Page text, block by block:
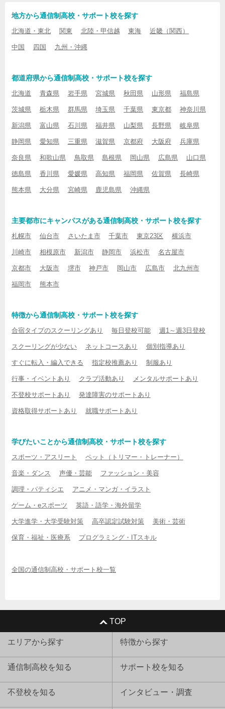
地方から通信制高校・サポート校を探す
北海道・東北 関東 北陸・甲信越 東海 近畿（関西）
中国 四国 九州・沖縄
都道府県から通信制高校・サポート校を探す
北海道 青森県 岩手県 宮城県 秋田県 山形県 福島県
茨城県 栃木県 群馬県 埼玉県 千葉県 東京都 神奈川県
新潟県 富山県 石川県 福井県 山梨県 長野県 岐阜県
静岡県 愛知県 三重県 滋賀県 京都府 大阪府 兵庫県
奈良県 和歌山県 鳥取県 島根県 岡山県 広島県 山口県
徳島県 香川県 愛媛県 高知県 福岡県 佐賀県 長崎県
熊本県 大分県 宮崎県 鹿児島県 沖縄県
主要都市にキャンパスがある通信制高校・サポート校を探す
札幌市 仙台市 さいたま市 千葉市 東京23区 横浜市
川崎市 相模原市 新潟市 静岡市 浜松市 名古屋市
京都市 大阪市 堺市 神戸市 岡山市 広島市 北九州市
福岡市 熊本市
特徴から通信制高校・サポート校を探す
合宿タイプのスクーリングあり 毎日登校可能 週1～週3日登校
スクーリングが少ない ネットコースあり 個別指導あり
すぐに転入・編入できる 指定校推薦あり 制服あり
行事・イベントあり クラブ活動あり メンタルサポートあり
不登校サポートあり 発達障害のサポートあり
資格取得サポートあり 就職サポートあり
学びたいことから通信制高校・サポート校を探す
スポーツ・アスリート ペット（トリマー・トレーナー）
音楽・ダンス 声優・芸能 ファッション・美容
調理・パティシエ アニメ・マンガ・イラスト
ゲーム・eスポーツ 英語・語学・海外留学
大学進学・大学受験対策 高卒認定試験対策 美術・芸術
保育・福祉・医療系 プログラミング・ITスキル
全国の通信制高校・サポート校一覧
TOP
エリアから探す 特徴から探す
通信制高校を知る サポート校を知る
不登校を知る インタビュー・調査